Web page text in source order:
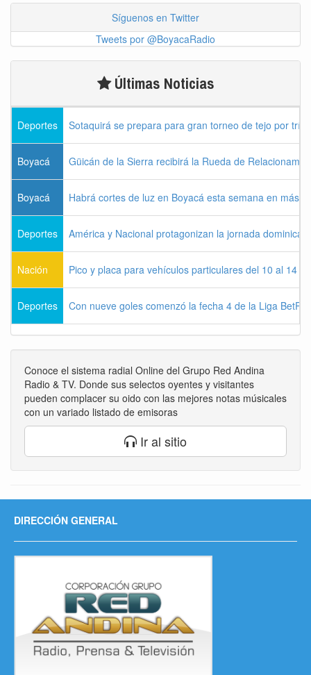
Síguenos en Twitter
Tweets por @BoyacaRadio
Últimas Noticias
Deportes Sotaquirá se prepara para gran torneo de tejo por tríos
Boyacá Güicán de la Sierra recibirá la Rueda de
Boyacá Habrá cortes de luz en Boyacá esta semana en más
Deportes América y Nacional protagonizan la jornada dominical
Nación Pico y placa para vehículos particulares del 10 al 14
Deportes Con nueve goles comenzó la fecha 4 de la Liga
Conoce el sistema radial Online del Grupo Red Andina
Radio & TV. Donde sus selectos oyentes y visitantes
pueden complacer su oido con las mejores notas músicales
con un variado listado de emisoras
Ir al sitio
DIRECCIÓN GENERAL